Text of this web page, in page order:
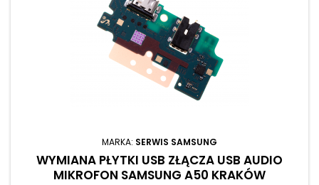
MARKA: SERWIS SAMSUNG
WYMIANA PŁYTKI USB ZŁĄCZA USB AUDIO
MIKROFON SAMSUNG A50 KRAKÓW